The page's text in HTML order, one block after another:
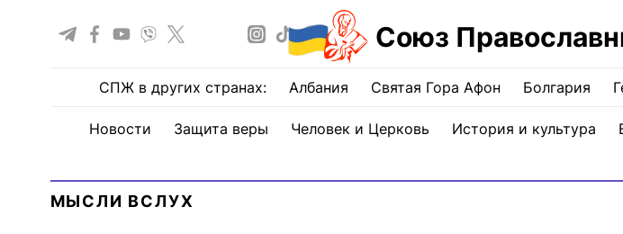
Союз
СПЖ в других странах: Албания Святая Гора Афон Болгария
Новости Защита веры Человек и Церковь История и культура
МЫСЛИ ВСЛУХ